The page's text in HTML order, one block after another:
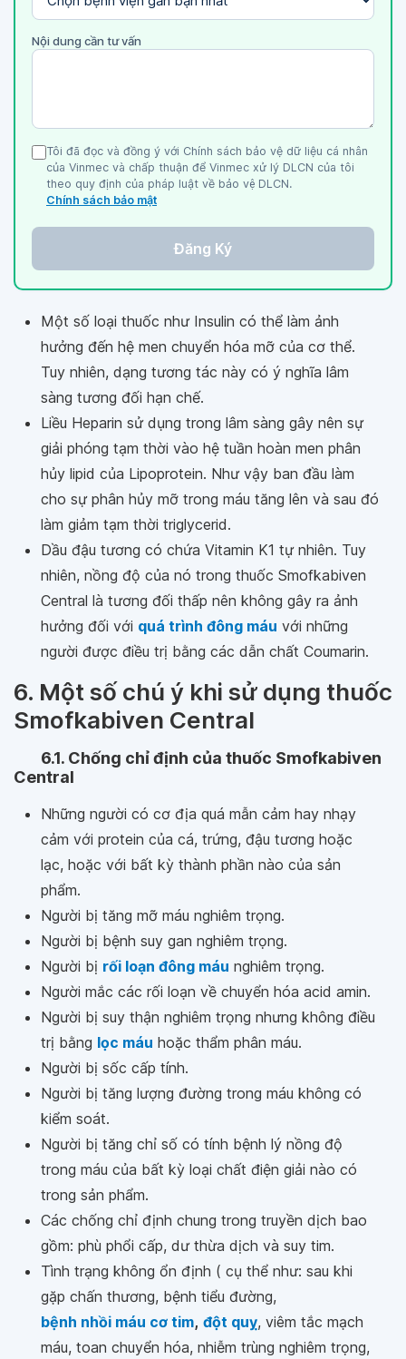
Nội dung cần tư vấn
Tôi đã đọc và đồng ý với Chính sách bảo vệ dữ liệu cá nhân
của Vinmec và chấp thuận để Vinmec xử lý DLCN của tôi
theo quy định của pháp luật về bảo vệ DLCN.
Chính sách bảo mật
Đăng Ký
Một số loại thuốc như Insulin có thể làm ảnh
hưởng đến hệ men chuyển hóa mỡ của cơ thể.
Tuy nhiên, dạng tương tác này có ý nghĩa lâm
sàng tương đối hạn chế.
Liều Heparin sử dụng trong lâm sàng gây nên sự
giải phóng tạm thời vào hệ tuần hoàn men phân
hủy lipid của Lipoprotein. Như vậy ban đầu làm
cho sự phân hủy mỡ trong máu tăng lên và sau đó
làm giảm tạm thời triglycerid.
Dầu đậu tương có chứa Vitamin K1 tự nhiên. Tuy
nhiên, nồng độ của nó trong thuốc Smofkabiven
Central là tương đối thấp nên không gây ra ảnh
hưởng đối với quá trình đông máu với những
người được điều trị bằng các dẫn chất Coumarin.
6. Một số chú ý khi sử dụng thuốc
Smofkabiven Central
6.1. Chống chỉ định của thuốc Smofkabiven
Central
Những người có cơ địa quá mẫn cảm hay nhạy
cảm với protein của cá, trứng, đậu tương hoặc
lạc, hoặc với bất kỳ thành phần nào của sản
phẩm.
Người bị tăng mỡ máu nghiêm trọng.
Người bị bệnh suy gan nghiêm trọng.
Người bị rối loạn đông máu nghiêm trọng.
Người mắc các rối loạn về chuyển hóa acid amin.
Người bị suy thận nghiêm trọng nhưng không điều
trị bằng lọc máu hoặc thẩm phân máu.
Người bị sốc cấp tính.
Người bị tăng lượng đường trong máu không có
kiểm soát.
Người bị tăng chỉ số có tính bệnh lý nồng độ
trong máu của bất kỳ loại chất điện giải nào có
trong sản phẩm.
Các chống chỉ định chung trong truyền dịch bao
gồm: phù phổi cấp, dư thừa dịch và suy tim.
Tình trạng không ổn định ( cụ thể như: sau khi
gặp chấn thương, bệnh tiểu đường,
bệnh nhồi máu cơ tim, đột quỵ, viêm tắc mạch
máu, toan chuyển hóa, nhiễm trùng nghiêm trọng,